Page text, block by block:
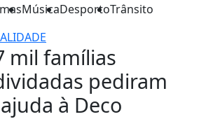
MúsicaDesportoTrânsito
mil famílias
pediram
à Deco